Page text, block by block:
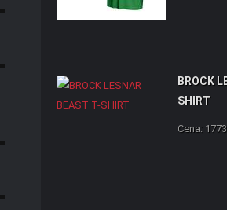
BROCK
SHIRT
Cena: